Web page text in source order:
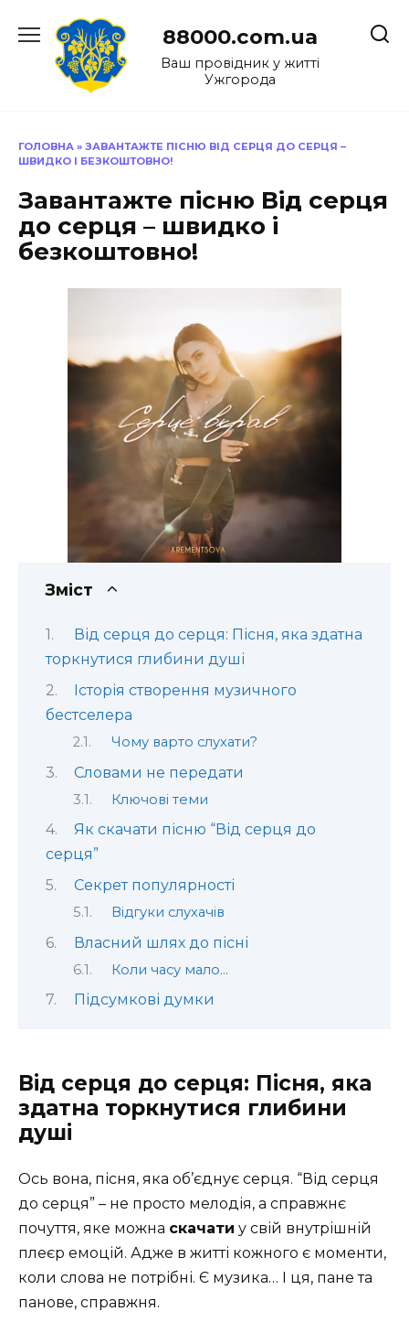
до
88000.com.ua
Ваш провідник у житті
Ужгорода
ГОЛОВНА » ЗАВАНТАЖТЕ ПІСНЮ ВІД СЕРЦЯ ДО СЕРЦЯ –
ШВИДКО І БЕЗКОШТОВНО!
Завантажте пісню Від серця
до серця – швидко і
безкоштовно!
Зміст
Від серця до серця: Пісня, яка здатна
торкнутися глибини душі
Історія створення музичного
бестселера
Чому варто слухати?
Словами не передати
Ключові теми
Як скачати пісню “Від серця до
серця”
Секрет популярності
Відгуки слухачів
Власний шлях до пісні
Коли часу мало…
Підсумкові думки
Від серця до серця: Пісня, яка
здатна торкнутися глибини
душі
Ось вона, пісня, яка об’єднує серця. “Від серця
до серця” – не просто мелодія, а справжнє
почуття, яке можна скачати у свій внутрішній
плеєр емоцій. Адже в житті кожного є моменти,
коли слова не потрібні. Є музика… І ця, пане та
панове, справжня.